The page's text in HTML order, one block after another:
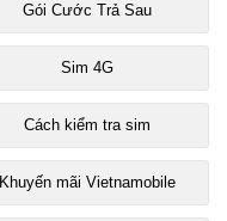
Gói Cước Trả Sau
Sim 4G
Cách kiểm tra sim
Khuyến mãi Vietnamobile